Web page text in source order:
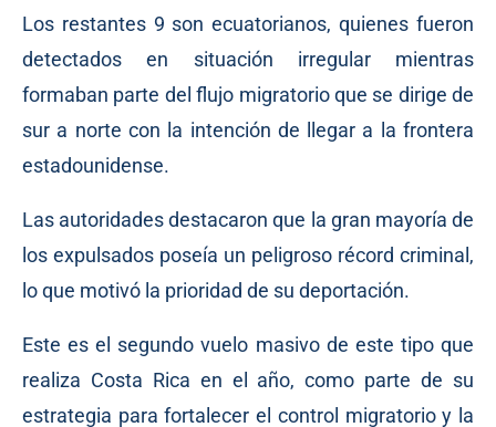
Los restantes 9 son ecuatorianos, quienes fueron
detectados en situación irregular mientras
formaban parte del flujo migratorio que se dirige de
sur a norte con la intención de llegar a la frontera
estadounidense.
Las autoridades destacaron que la gran mayoría de
los expulsados poseía un peligroso récord criminal,
lo que motivó la prioridad de su deportación.
Este es el segundo vuelo masivo de este tipo que
realiza Costa Rica en el año, como parte de su
estrategia para fortalecer el control migratorio y la